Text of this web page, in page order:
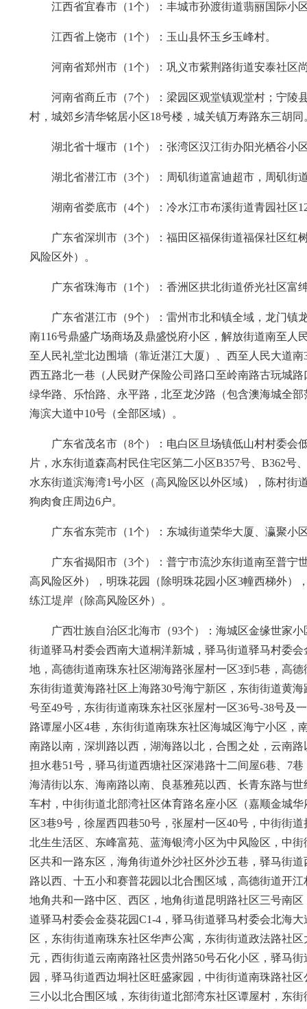
江西省宜春市（1个）：丰城市孙渡街道翡丽国际小
江西省上饶市（1个）：玉山县怀玉乡玉峰村。
河南省郑州市（1个）：巩义市紫荆路街道安泰社区
河南省商丘市（7个）：梁园区观堂镇观堂村；宁陵
村，城郊乡清华铭居小区18号楼，城关镇万寿路东三胡同
湖北省十堰市（1个）：张湾区汉江街办阳光栖谷小
湖北省潜江市（3个）：周矶街道富迪超市，周矶街
湖南省娄底市（4个）：冷水江市布溪街道青园社区
广东省深圳市（3个）：福田区福保街道福保社区红
风险区外）。
广东省珠海市（1个）：香洲区拱北街道侨光社区富
广东省湛江市（9个）：雷州市北和镇全域，龙门镇
南116号鼎盛广场商场及鼎盛悦府小区，解放街道南至人
至人民礼堂北边围墙（靠近湛江大厦）、西至人民大道
西五路北一巷（人民财产保险公司路口至岭南路古玩城
绿华路、乐怡路、永平路，北至龙汐路（包含澳海城全
海滨大道中10号（全部区域）。
广东省茂名市（8个）：电白区旦场镇低山村村委
片，水东街道森高村民住宅区第二小区B357号、B362号
水东街道滨海湾1号小区（高风险区以外区域），陈村
狗肉食庄周边6户。
广东省东莞市（1个）：东城街道荣华大厦、瀛聚小
广东省揭阳市（3个）：普宁市流沙东街道南至普
高风险区外），明珠花园（除明珠花园小区3幢西梯外）
练江堤岸（除高风险区外）。
广西壮族自治区北海市（93个）：海城区金缘世家
街道驿马村委会西南大道桐洋新城，驿马街道驿马村委
地，高德街道南珠东社区湖海路张屋村一区3到5巷，高
东街街道黄海路社区上海路30号海宁新区，东街街道黄
号至49号，东街街道南珠东社区张屋村一区36号-38号及
路谭屋小区4巷，东街街道南珠东社区海城区海宁小区
南路以南，深圳路以西，湖海路以北，合围之处，云南
担水巷51号，驿马街道西塘社区深港路十二间屋6巷、7
海清街以东、海南路以南、良基雅苑以西、长青东路与
车村，中街街道北部湾社区体育路名座小区（嘉顺金城
区3巷9号，徐屋西四巷50号，张屋村一区40号，中街街
北生生活区、东峰富苑、蓝海银湾小区为中风险区，中
区共和一路东区，海角街道外沙社区外沙五巷，驿马街
路以西、十五小和赛普花园以北合围区域，高德街道开
地角共和一路中区、西区，地角街道昆明路社区三号南
道驿马村委会金葵花园C1-4，驿马街道驿马村委会北海
区，东街街道南珠东社区华声公寓，东街街道政法路社
元，西街街道云南南路社区贵州路50号石化小区，驿马
园，驿马街道西边垌社区旺盛家园，中街街道南珠路社
三小以北合围区域，东街街道北部湾东社区谭屋村，东